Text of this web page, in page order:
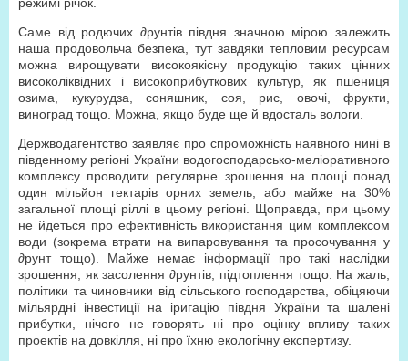
Саме від родючих ∂рунтів півдня значною мірою залежить
наша продовольча безпека, тут завдяки тепловим ресурсам
можна вирощувати високоякісну продукцію таких цінних
високоліквідних і високоприбуткових культур, як пшениця
озима, кукурудза, соняшник, соя, рис, овочі, фрукти,
виноград тощо. Можна, якщо буде ще й вдосталь вологи.
Держводагентство заявляє про спроможність наявного нині в
південному регіоні України водогосподарсько-меліоративного
комплексу проводити регулярне зрошення на площі понад
один мільйон гектарів орних земель, або майже на 30%
загальної площі ріллі в цьому регіоні. Щоправда, при цьому
не йдеться про ефективність використання цим комплексом
води (зокрема втрати на випаровування та просочування у
∂рунт тощо). Майже немає інформації про такі наслідки
зрошення, як засолення ∂рунтів, підтоплення тощо. На жаль,
політики та чиновники від сільського господарства, обіцяючи
мільярдні інвестиції на іригацію півдня України та шалені
прибутки, нічого не говорять ні про оцінку впливу таких
проектів на довкілля, ні про їхню екологічну експертизу.